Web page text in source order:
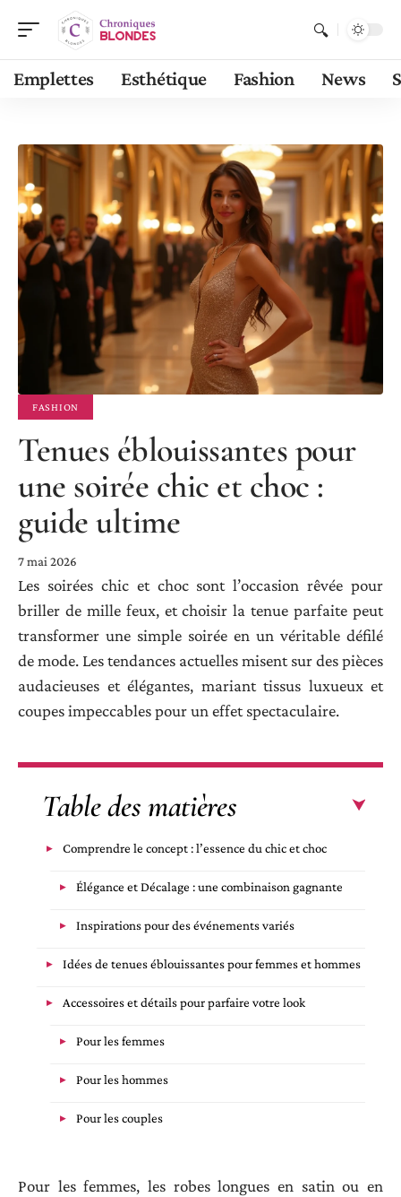
Emplettes Esthétique Fashion News
FASHION
Tenues éblouissantes pour
une soirée chic et choc :
guide ultime
7 mai 2026
Les soirées chic et choc sont l’occasion rêvée pour
briller de mille feux, et choisir la tenue parfaite peut
transformer une simple soirée en un véritable défilé
de mode. Les tendances actuelles misent sur des pièces
audacieuses et élégantes, mariant tissus luxueux et
coupes impeccables pour un effet spectaculaire.
Table des matières
Comprendre le concept : l’essence du chic et choc
Élégance et Décalage : une combinaison gagnante
Inspirations pour des événements variés
Idées de tenues éblouissantes pour femmes et hommes
Accessoires et détails pour parfaire votre look
Pour les femmes
Pour les hommes
Pour les couples
Pour les femmes, les robes longues en satin ou en